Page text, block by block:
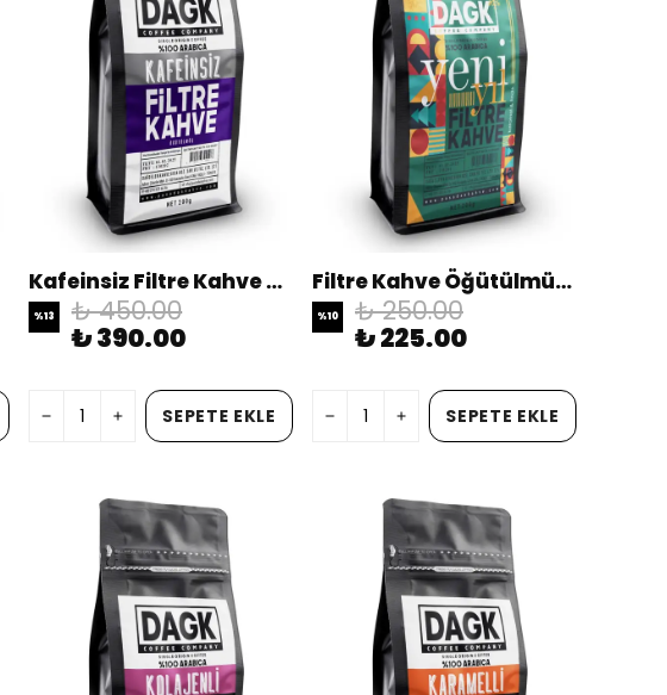
Kafeinsiz Filtre Kahve Öğütülmüş 200g
%13 ₺ 450.00
₺ 390.00
SEPETE EKLE
Filtre Kahve Öğütülmüş Yeni Yıl Özel 200gr (karamel & Fındık Aromalı)
%10 ₺ 250.00
₺ 225.00
SEPETE EKLE